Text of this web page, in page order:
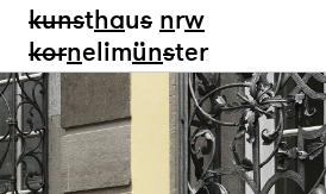
kunsthaus nrw
kornelimünster